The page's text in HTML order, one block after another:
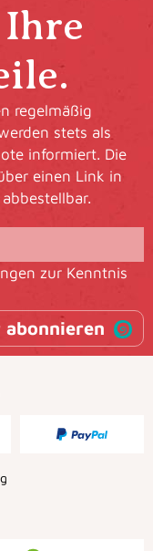
Ihre
regelmäßig
stets als
informiert. Die
einen Link in
zur Kenntnis